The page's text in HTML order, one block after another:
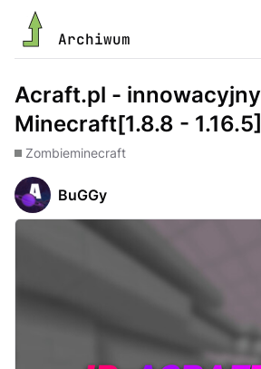
Archiwum
Acraft.pl -
Minecraft[1.8.8 - 1.16.5]
Zombieminecraft
BuGGy